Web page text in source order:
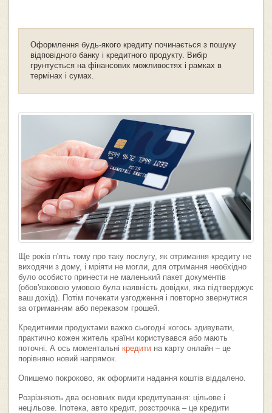
Оформлення будь-якого кредиту починається з пошуку
відповідного банку і кредитного продукту. Вибір
грунтується на фінансових можливостях і рамках в
термінах і сумах.
Ще років п'ять тому про таку послугу, як отримання кредиту не
виходячи з дому, і мріяти не могли, для отримання необхідно
було особисто принести не маленький пакет документів
(обов'язковою умовою була наявність довідки, яка підтверджує
ваш дохід). Потім почекати узгодження і повторно звернутися
за отриманням або переказом грошей.
Кредитними продуктами важко сьогодні когось здивувати,
практично кожен житель країни користувався або мають
поточні. А ось моментальні кредити на карту онлайн – це
порівняно новий напрямок.
Опишемо покроково, як оформити надання коштів віддалено.
Розрізняють два основних види кредитування: цільове і
нецільове. Іпотека, авто кредит, розстрочка – це кредити